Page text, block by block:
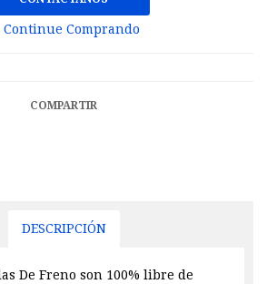
Comprando
COMPARTIR
DESCRIPCIÓN
De Freno son 100% libre de